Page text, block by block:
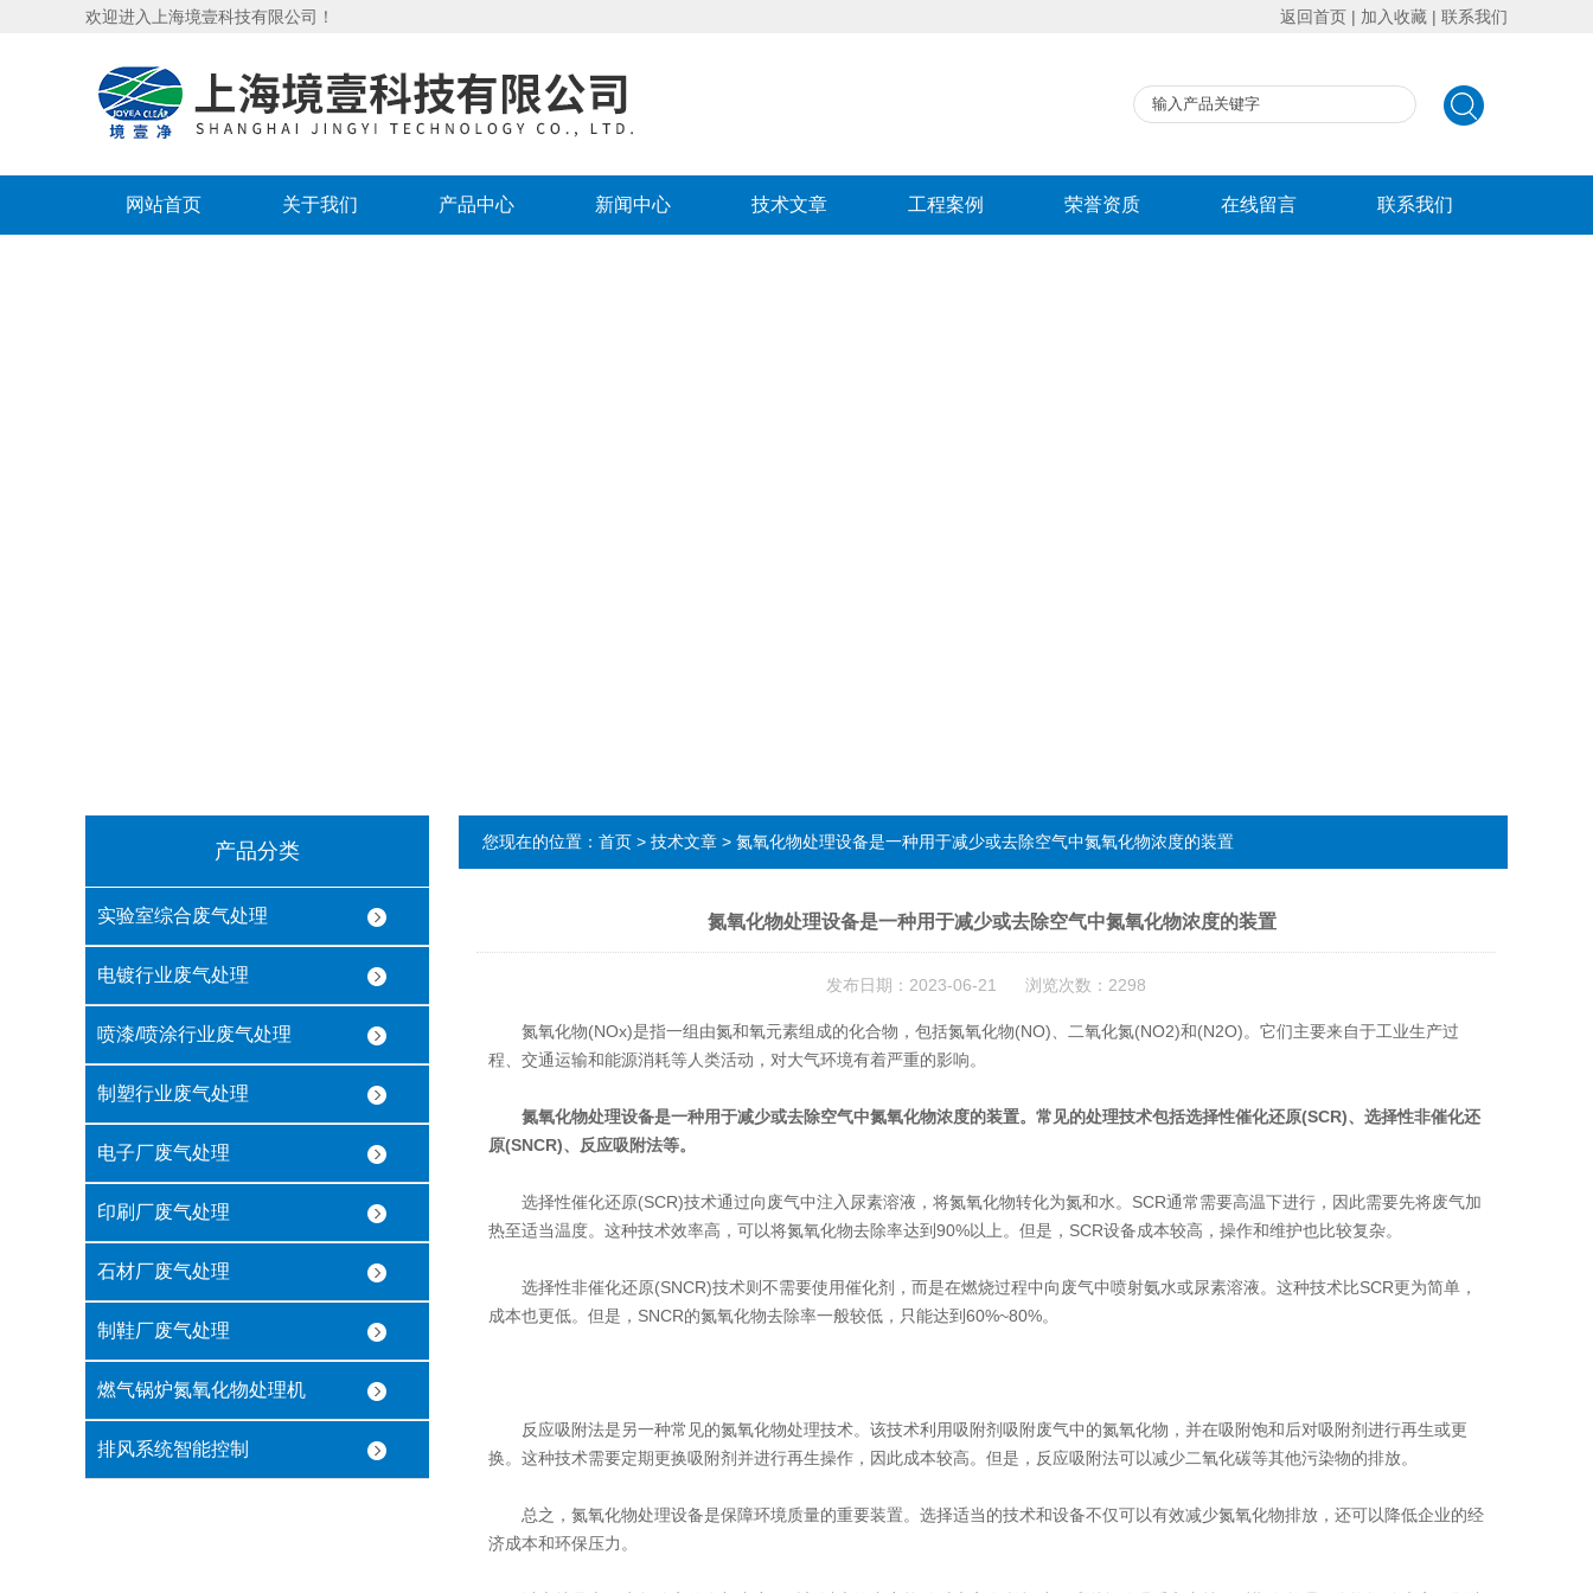
欢迎进入上海境壹科技有限公司！ 返回首页 | 加入收藏 | 联系我们
网站首页 关于我们 产品中心 新闻中心 技术文章 工程案例 荣誉资质 在线留言 联系我们
产品分类
实验室综合废气处理
电镀行业废气处理
喷漆/喷涂行业废气处理
制塑行业废气处理
电子厂废气处理
印刷厂废气处理
石材厂废气处理
制鞋厂废气处理
燃气锅炉氮氧化物处理机
排风系统智能控制
您现在的位置： 首页 > 技术文章 > 氮氧化物处理设备是一种用于减少或去除空气中氮氧化物浓度的装置
氮氧化物处理设备是一种用于减少或去除空气中氮氧化物浓度的装置
发布日期：2023-06-21 浏览次数：2298
氮氧化物(NOx)是指一组由氮和氧元素组成的化合物，包括氮氧化物(NO)、二氧化氮(NO2)和(N2O)。它们主要来自于工业生产过
程、交通运输和能源消耗等人类活动，对大气环境有着严重的影响。
氮氧化物处理设备是一种用于减少或去除空气中氮氧化物浓度的装置。常见的处理技术包括选择性催化还原(SCR)、选择性非催化还
原(SNCR)、反应吸附法等。
选择性催化还原(SCR)技术通过向废气中注入尿素溶液，将氮氧化物转化为氮和水。SCR通常需要高温下进行，因此需要先将废气加
热至适当温度。这种技术效率高，可以将氮氧化物去除率达到90%以上。但是，SCR设备成本较高，操作和维护也比较复杂。
选择性非催化还原(SNCR)技术则不需要使用催化剂，而是在燃烧过程中向废气中喷射氨水或尿素溶液。这种技术比SCR更为简单，
成本也更低。但是，SNCR的氮氧化物去除率一般较低，只能达到60%~80%。
反应吸附法是另一种常见的氮氧化物处理技术。该技术利用吸附剂吸附废气中的氮氧化物，并在吸附饱和后对吸附剂进行再生或更
换。这种技术需要定期更换吸附剂并进行再生操作，因此成本较高。但是，反应吸附法可以减少二氧化碳等其他污染物的排放。
总之，氮氧化物处理设备是保障环境质量的重要装置。选择适当的技术和设备不仅可以有效减少氮氧化物排放，还可以降低企业的经
济成本和环保压力。